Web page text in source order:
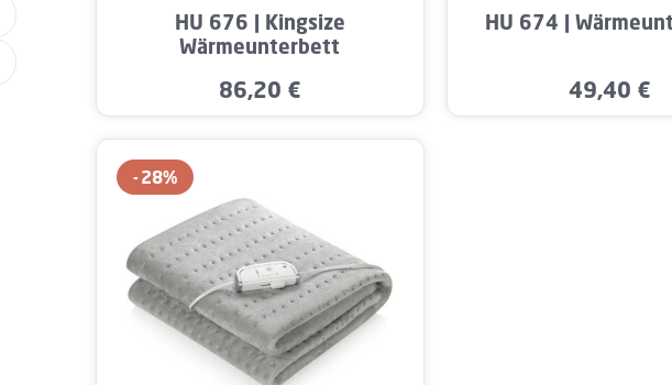
Produkt Anzahl: Gib den gewünschten Wert
HU 676 | Kingsize
Wärmeunterbett
Regulärer Preis:
86,20 €
Produkt
HU 674 |
Regulärer
49,40 €
28%